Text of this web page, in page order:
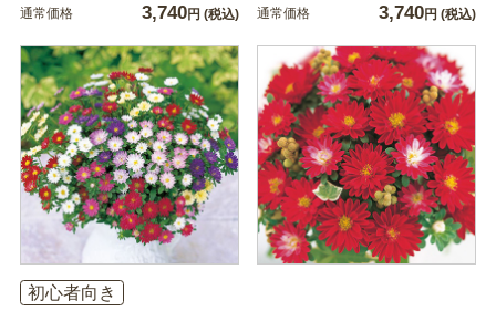
通常価格 3,740円 (税込) 通常価格 3,740円 (税込)
初心者向き